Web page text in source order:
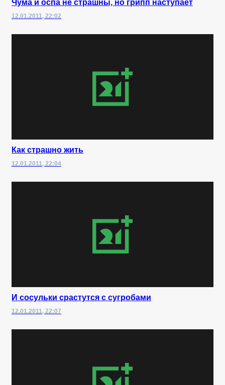
Чума и оспа не страшны, но грипп наступает
12.01.2011, 22:02
Как страшно жить
12.01.2011, 22:04
И сосульки срастутся с сугробами
12.01.2011, 22:07